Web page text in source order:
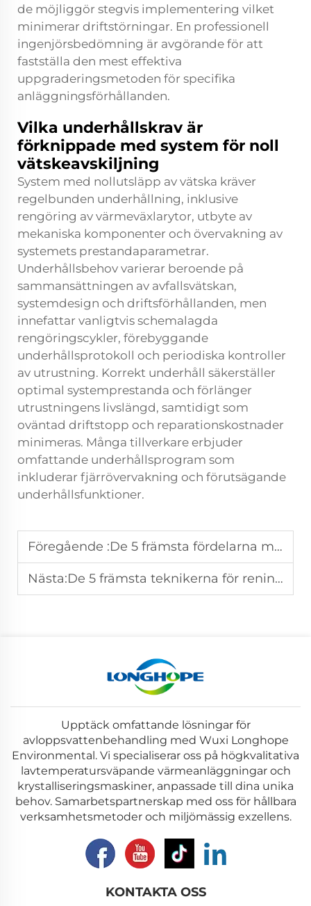
de möjliggör stegvis implementering vilket
minimerar driftstörningar. En professionell
ingenjörsbedömning är avgörande för att
fastställa den mest effektiva
uppgraderingsmetoden för specifika
anläggningsförhållanden.
Vilka underhållskrav är
förknippade med system för noll
vätskeavskiljning
System med nollutsläpp av vätska kräver
regelbunden underhållning, inklusive
rengöring av värmeväxlarytor, utbyte av
mekaniska komponenter och övervakning av
systemets prestandaparametrar.
Underhållsbehov varierar beroende på
sammansättningen av avfallsvätskan,
systemdesign och driftsförhållanden, men
innefattar vanligtvis schemalagda
rengöringscykler, förebyggande
underhållsprotokoll och periodiska kontroller
av utrustning. Korrekt underhåll säkerställer
optimal systemprestanda och förlänger
utrustningens livslängd, samtidigt som
oväntad driftstopp och reparationskostnader
minimeras. Många tillverkare erbjuder
omfattande underhållsprogram som
inkluderar fjärrövervakning och förutsägande
underhållsfunktioner.
Föregående :De 5 främsta fördelarna med avloppsvatten utan vätskeavskiljning
Nästa:De 5 främsta teknikerna för rening och extraktion vid låg temperatur
Upptäck omfattande lösningar för
avloppsvattenbehandling med Wuxi Longhope
Environmental. Vi specialiserar oss på högkvalitativa
lavtemperatursväpande värmeanläggningar och
krystalliseringsmaskiner, anpassade till dina unika
behov. Samarbetspartnerskap med oss för hållbara
verksamhetsmetoder och miljömässig exzellens.
KONTAKTA OSS